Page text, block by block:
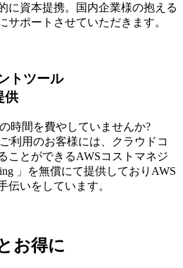
に資本提携。国内企業様の抱える
サポートさせていただきます。
トツール
供
時間を費やしていませんか?
利⽤のお客様には、クラウドコ
ことができるAWSコストマネジ
」を無償にて提供しておりAWS
伝いをしています。
お得に